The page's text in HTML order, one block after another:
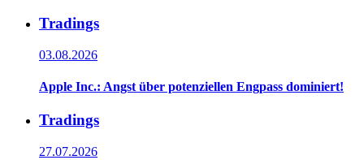
Tradings
03.08.2026
Apple Inc.: Angst über potenziellen Engpass dominiert!
Tradings
27.07.2026